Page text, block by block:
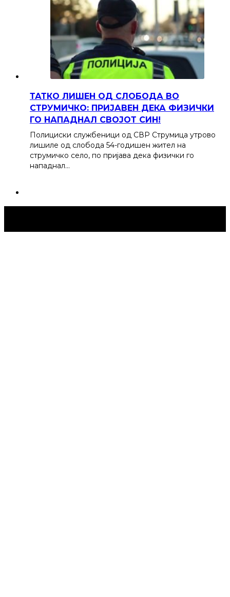
ТАТКО ЛИШЕН ОД СЛОБОДА ВО
СТРУМИЧКО: ПРИЈАВЕН ДЕКА ФИЗИЧКИ
ГО НАПАДНАЛ СВОЈОТ СИН!
Полициски службеници од СВР Струмица утрово
лишиле од слобода 54-годишен жител на
струмичко село, по пријава дека физички го
нападнал…